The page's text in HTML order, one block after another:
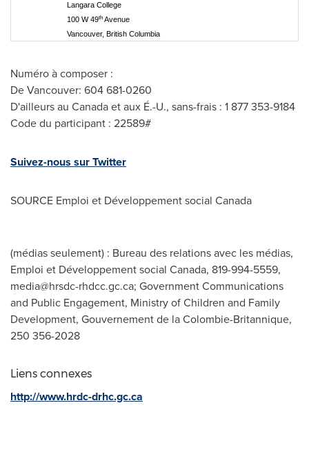
Langara College
100 W 49th Avenue
Vancouver, British Columbia
Numéro à composer :
DeVancouver: 604 681-0260
D'ailleurs au Canadaet aux É.-U., sans-frais : 1 877 353-9184
Code du participant : 22589#
Suivez-nous sur Twitter
SOURCE Emploi et Développement social Canada
(médias seulement) : Bureau des relations avec les médias,
Emploi et Développement social Canada, 819-994-5559,
media@hrsdc-rhdcc.gc.ca; Government Communications
and Public Engagement, Ministry of Children and Family
Development, Gouvernement de la Colombie-Britannique,
250 356-2028
Liens connexes
http://www.hrdc-drhc.gc.ca